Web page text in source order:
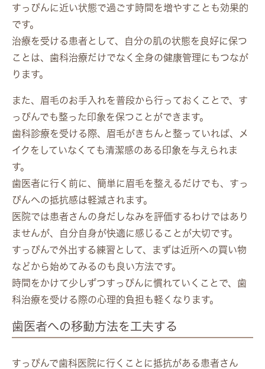
すっぴんに近い状態で過ごす時間を増やすことも効果的
です。
治療を受ける患者として、自分の肌の状態を良好に保つ
ことは、歯科治療だけでなく全身の健康管理にもつなが
ります。
また、眉毛のお手入れを普段から行っておくことで、す
っぴんでも整った印象を保つことができます。
歯科診療を受ける際、眉毛がきちんと整っていれば、メ
イクをしていなくても清潔感のある印象を与えられま
す。
歯医者に行く前に、簡単に眉毛を整えるだけでも、すっ
ぴんへの抵抗感は軽減されます。
医院では患者さんの身だしなみを評価するわけではあり
ませんが、自分自身が快適に感じることが大切です。
すっぴんで外出する練習として、まずは近所への買い物
などから始めてみるのも良い方法です。
時間をかけて少しずつすっぴんに慣れていくことで、歯
科治療を受ける際の心理的負担も軽くなります。
歯医者への移動方法を工夫する
すっぴんで歯科医院に行くことに抵抗がある患者さん